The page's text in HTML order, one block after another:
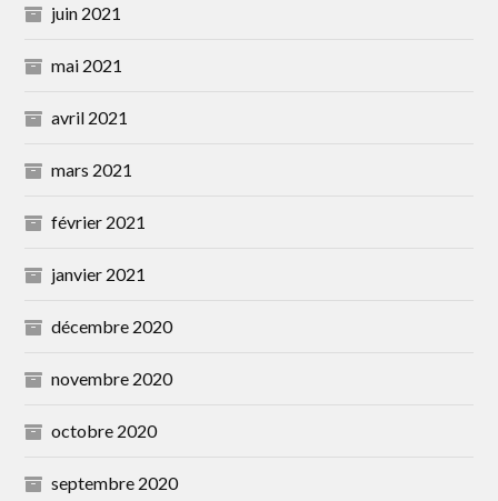
juin 2021
mai 2021
avril 2021
mars 2021
février 2021
janvier 2021
décembre 2020
novembre 2020
octobre 2020
septembre 2020